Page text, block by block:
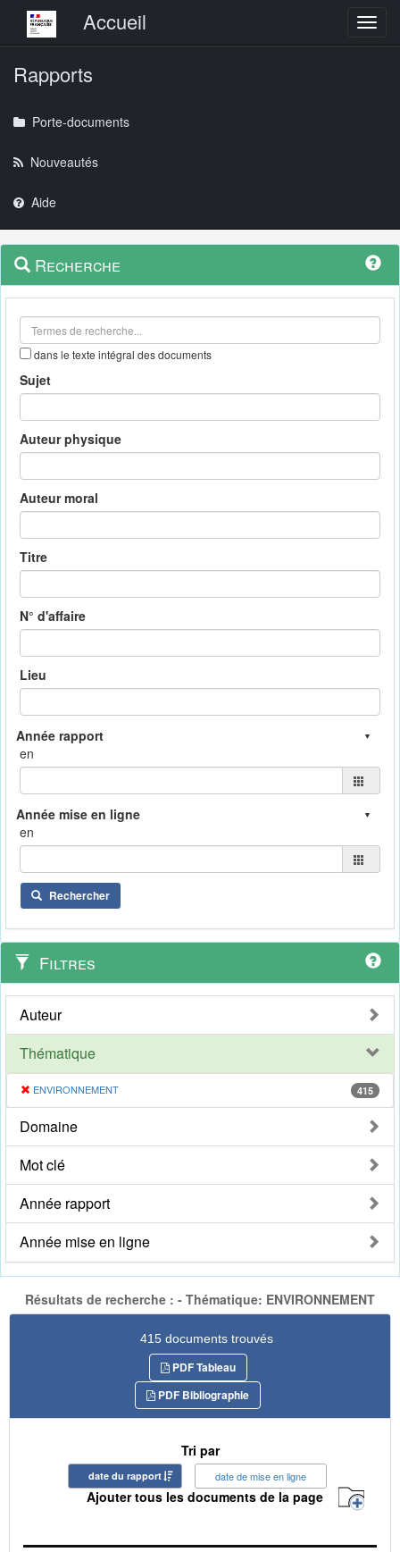
Menu principalAccueil
Rapports
Porte-documents
Nouveautés
Aide
Navigation
outils
Menu
contextuel
Recherche
dans le texte intégral des documents
Sujet
Auteur physique
Auteur moral
Titre
N° d'affaire
Lieu
en
en
Rechercher
Filtres
Auteur
Thématique
ENVIRONNEMENT 415
Domaine
Mot clé
Année rapport
Année mise en ligne
Résultats de recherche : - Thématique: ENVIRONNEMENT
415 documents trouvés
PDF Tableau
PDF Bibliographie
Tri par
date du rapport date de mise en ligne
Ajouter tous les documents de la page